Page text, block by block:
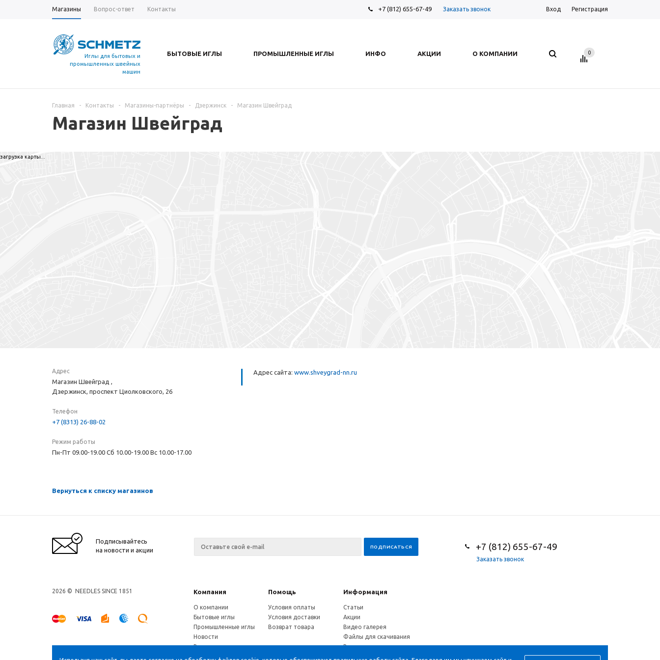
Магазины Вопрос-ответ Контакты +7 (812) 655-67-49 Заказать звонок Вход Регистрация
Иглы для бытовых и
промышленных швейных
машин
БЫТОВЫЕ ИГЛЫ ПРОМЫШЛЕННЫЕ ИГЛЫ ИНФО АКЦИИ О КОМПАНИИ 0
Главная - Контакты - Магазины-партнёры - Дзержинск - Магазин Швейград
Магазин Швейград
загрузка карты...
Адрес
Магазин Швейград ,
Дзержинск, проспект Циолковского, 26
Телефон
+7 (8313) 26-88-02
Режим работы
Пн-Пт 09.00-19.00 Сб 10.00-19.00 Вс 10.00-17.00
Адрес сайта: www.shveygrad-nn.ru
Вернуться к списку магазинов
Подписывайтесь
на новости и акции
+7 (812) 655-67-49
Заказать звонок
2026 © NEEDLES SINCE 1851 Компания Помощь Информация
О компании
Бытовые иглы
Промышленные иглы
Новости
Вакансии
Магазины
Условия оплаты
Условия доставки
Возврат товара
Статьи
Акции
Видео галерея
Файлы для скачивания
Вопрос-ответ